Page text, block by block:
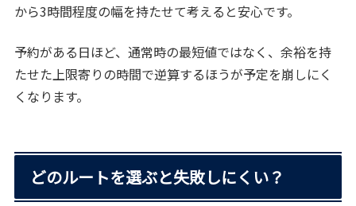
から3時間程度の幅を持たせて考えると安心です。
予約がある日ほど、通常時の最短値ではなく、余裕を持
たせた上限寄りの時間で逆算するほうが予定を崩しにく
くなります。
どのルートを選ぶと失敗しにくい？